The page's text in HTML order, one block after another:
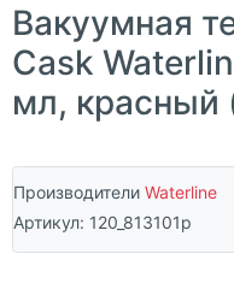
Вакуумная
Cask
мл, красный
Производители Waterline
Артикул: 120_813101p